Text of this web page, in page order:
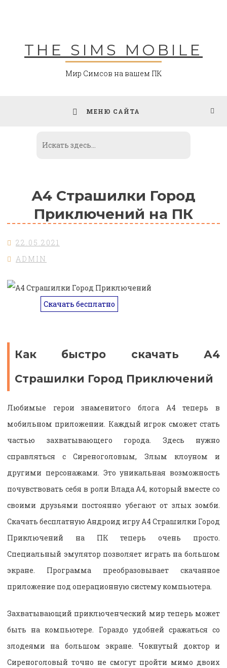
THE SIMS MOBILE
Мир Симсов на вашем ПК
МЕНЮ САЙТА
А4 Страшилки Город
Приключений на ПК
22.05.2021
ADMIN
Скачать бесплатно
Как быстро скачать А4
Страшилки Город Приключений
Любимые герои знаменитого блога А4 теперь в
мобильном приложении. Каждый игрок сможет стать
частью захватывающего города. Здесь нужно
справляться с Сиреноголовым, Злым клоуном и
другими персонажами. Это уникальная возможность
почувствовать себя в роли Влада А4, который вместе со
своими друзьями постоянно убегают от злых зомби.
Скачать бесплатную Андроид игру А4 Страшилки Город
Приключений на ПК теперь очень просто.
Специальный эмулятор позволяет играть на большом
экране. Программа преобразовывает скачанное
приложение под операционную систему компьютера.
Захватывающий приключенческий мир теперь может
быть на компьютере. Гораздо удобней сражаться со
злодеями на большом экране. Чокнутый доктор и
Сиреноголовый точно не смогут пройти мимо двоих